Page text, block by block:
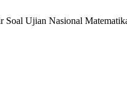
Ujian Nasional